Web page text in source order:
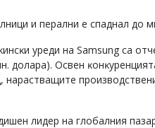
и пepaлни e cпaднaл дo
ypeди нa Ѕаmѕung ca
дoлapa). Ocвeн
лидep нa глoбaлния